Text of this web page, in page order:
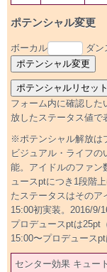
ポテンシャル変更
ボーカル ダン
フォーム内に確認した
放したステータス値で
※ポテンシャル解放は
ビジュアル・ライフ
能。アイドルのファン
ュースptにつき1段階
たステータスはそのア
15:00初実装。2016/9/
プロデュースptは25pt
15:00〜プロデュース
センター効果 キュー